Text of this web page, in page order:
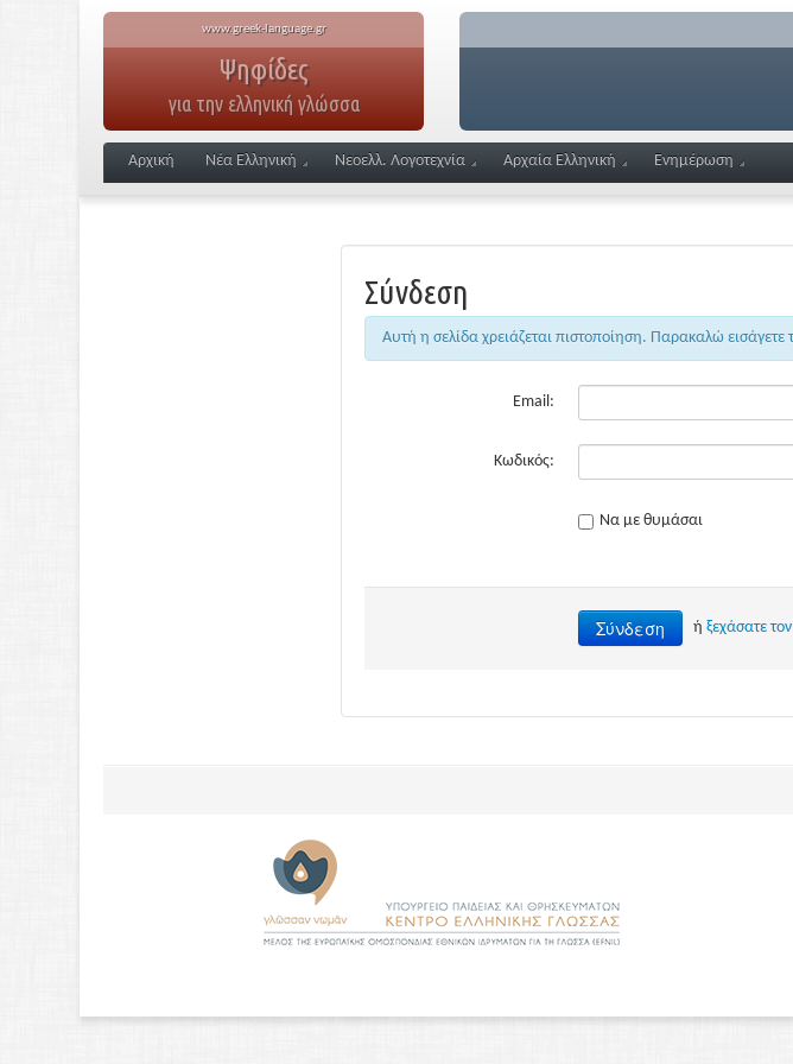
www.greek-language.gr
Ψηφίδες
για την ελληνική γλώσσα
Αρχική Νέα Ελληνική Νεοελλ. Λογοτεχνία Αρχαία Ελληνική Ενημέρωση
Σύνδεση
Αυτή η σελίδα χρειάζεται πιστοποίηση. Παρακαλώ εισάγετε
Email:
Κωδικός:
Να με θυμάσαι
Σύνδεση ή ξεχάσατε